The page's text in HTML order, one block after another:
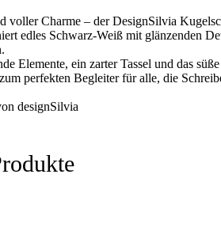
voller Charme – der DesignSilvia
edles Schwarz-Weiß mit glänzenden
Elemente, ein zarter Tassel und das
perfekten Begleiter für alle, die
designSilvia